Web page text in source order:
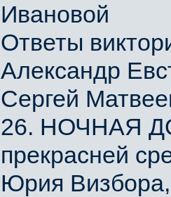
Ивановой
Ответы
Александр
Сергей
26. НОЧНАЯ
прекрасней
Юрия Визбора,